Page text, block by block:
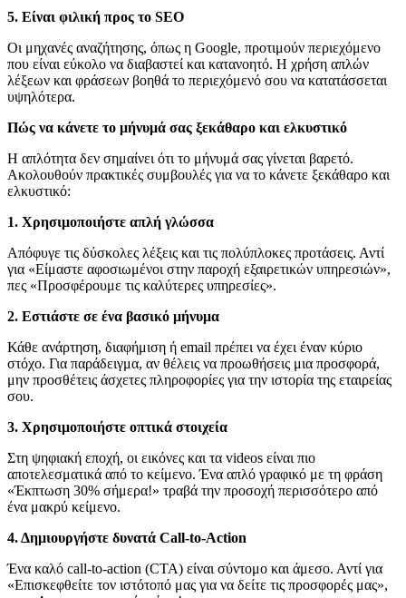
5. Είναι φιλική προς το SEO
Οι μηχανές αναζήτησης, όπως η Google, προτιμούν περιεχόμενο
που είναι εύκολο να διαβαστεί και κατανοητό. Η χρήση απλών
λέξεων και φράσεων βοηθά το περιεχόμενό σου να κατατάσσεται
υψηλότερα.
Πώς να κάνετε το μήνυμά σας ξεκάθαρο και ελκυστικό
Η απλότητα δεν σημαίνει ότι το μήνυμά σας γίνεται βαρετό.
Ακολουθούν πρακτικές συμβουλές για να το κάνετε ξεκάθαρο και
ελκυστικό:
1. Χρησιμοποιήστε απλή γλώσσα
Απόφυγε τις δύσκολες λέξεις και τις πολύπλοκες προτάσεις. Αντί
για «Είμαστε αφοσιωμένοι στην παροχή εξαιρετικών υπηρεσιών»,
πες «Προσφέρουμε τις καλύτερες υπηρεσίες».
2. Εστιάστε σε ένα βασικό μήνυμα
Κάθε ανάρτηση, διαφήμιση ή email πρέπει να έχει έναν κύριο
στόχο. Για παράδειγμα, αν θέλεις να προωθήσεις μια προσφορά,
μην προσθέτεις άσχετες πληροφορίες για την ιστορία της εταιρείας
σου.
3. Χρησιμοποιήστε οπτικά στοιχεία
Στη ψηφιακή εποχή, οι εικόνες και τα videos είναι πιο
αποτελεσματικά από το κείμενο. Ένα απλό γραφικό με τη φράση
«Έκπτωση 30% σήμερα!» τραβά την προσοχή περισσότερο από
ένα μακρύ κείμενο.
4. Δημιουργήστε δυνατά Call-to-Action
Ένα καλό call-to-action (CTA) είναι σύντομο και άμεσο. Αντί για
«Επισκεφθείτε τον ιστότοπό μας για να δείτε τις προσφορές μας»,